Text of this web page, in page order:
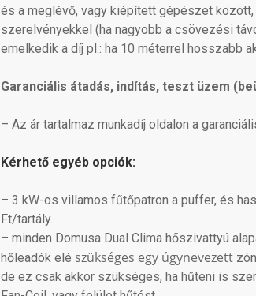
és a meglévő, vagy kiépített gépészet
szerelvényekkel (ha nagyobb a csövezési
emelkedik a díj pl.: ha 10 méterrel hosszabb
Garanciális átadás, indítás, teszt üzem
– Az ár tartalmaz munkadíj oldalon a
Kérhető egyéb opciók:
– 3 kW-os villamos fűtőpatron a puffer, és
Ft/tartály.
– minden Domusa Dual Clima hőszivattyú
hőleadók elé szükséges egy úgynevezett
de ez csak akkor szükséges, ha hűteni is